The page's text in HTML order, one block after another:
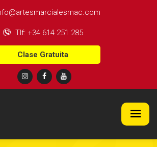
Tlf: +34 614 251 285
Clase Gratuita